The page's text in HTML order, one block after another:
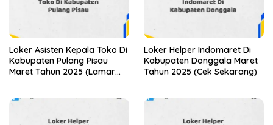
Loker Asisten Kepala Toko Di
Kabupaten Pulang Pisau
Maret Tahun 2025 (Lamar
Loker Helper Indomaret Di
Kabupaten Donggala Maret
Tahun 2025 (Cek Sekarang)